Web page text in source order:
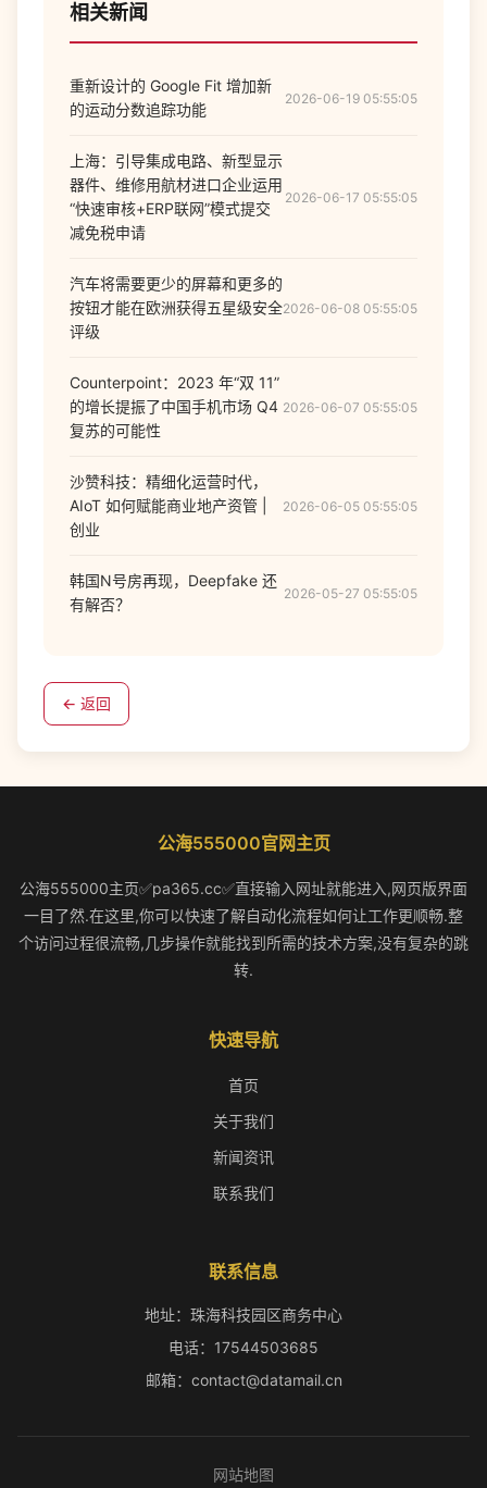
相关新闻
重新设计的 Google Fit 增加新
的运动分数追踪功能
2026-06-19 05:55:05
上海：引导集成电路、新型显示
器件、维修用航材进口企业运用
“快速审核+ERP联网”模式提交
减免税申请
2026-06-17 05:55:05
汽车将需要更少的屏幕和更多的
按钮才能在欧洲获得五星级安全
评级
2026-06-08 05:55:05
Counterpoint：2023 年“双 11”
的增长提振了中国手机市场 Q4
复苏的可能性
2026-06-07 05:55:05
沙赞科技：精细化运营时代，
AIoT 如何赋能商业地产资管 |
创业
2026-06-05 05:55:05
韩国N号房再现，Deepfake 还
有解否？
2026-05-27 05:55:05
← 返回
公海555000官网主页
公海555000主页✅pa365.cc✅直接输入网址就能进入,网页版界面
一目了然.在这里,你可以快速了解自动化流程如何让工作更顺畅.整
个访问过程很流畅,几步操作就能找到所需的技术方案,没有复杂的跳
转.
快速导航
首页
关于我们
新闻资讯
联系我们
联系信息
地址：珠海科技园区商务中心
电话：17544503685
邮箱：contact@datamail.cn
网站地图